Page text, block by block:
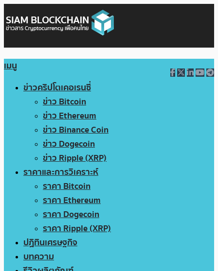
เมนู
ข่าวคริปโตเคอเรนซี่
ข่าว Bitcoin
ข่าว Ethereum
ข่าว Binance Coin
ข่าว Dogecoin
ข่าว Ripple (XRP)
ราคาและการวิเคราะห์
ราคา Bitcoin
ราคา Ethereum
ราคา Dogecoin
ราคา Ripple (XRP)
ปฏิทินเศรษฐกิจ
บทความ